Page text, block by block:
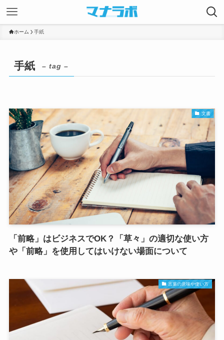
ホーム 手紙
手紙 – tag –
文書
「前略」はビジネスでOK？「草々」の適切な使い方
や「前略」を使用してはいけない場面について
言葉の意味や使い方